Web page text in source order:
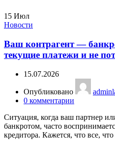
15 Июл
Новости
Ваш контрагент —
текущие платежи и не
15.07.2026
Опубликовано
0 комментарии
Ситуация, когда ваш партнер
банкротом, часто
кредитора. Кажется, что все, что